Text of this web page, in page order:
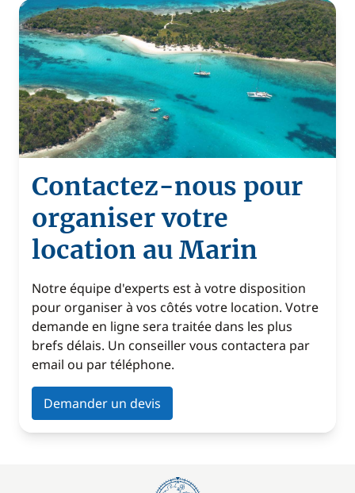
Contactez-nous pour
organiser votre
location au Marin
Notre équipe d'experts est à votre disposition
pour organiser à vos côtés votre location. Votre
demande en ligne sera traitée dans les plus
brefs délais. Un conseiller vous contactera par
email ou par téléphone.
Demander un devis